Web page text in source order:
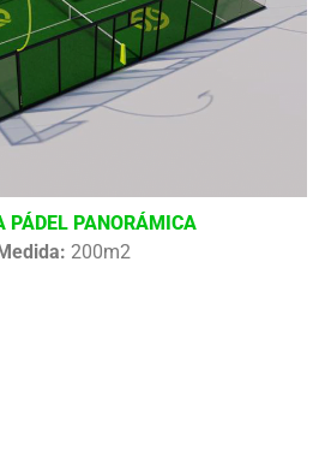
PÁDEL PANORÁMICA
Medida: 200m2